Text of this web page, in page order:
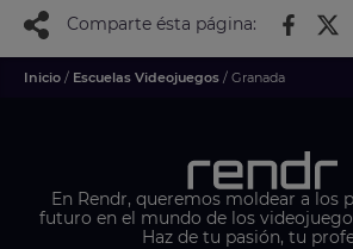
Comparte ésta página:
Inicio / Escuelas Videojuegos / Granada
En Rendr, queremos moldear a los
futuro en el mundo de los
Haz de tu pasión, tu